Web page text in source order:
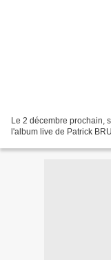
Le 2 décembre prochain,
l'album live de Patrick